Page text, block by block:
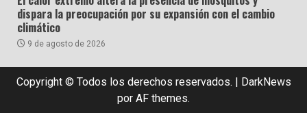
dispara la preocupación por su expansión con el cambio
climático
9 de agosto de 2026
Copyright © Todos los derechos reservados. | DarkNews
por AF themes.